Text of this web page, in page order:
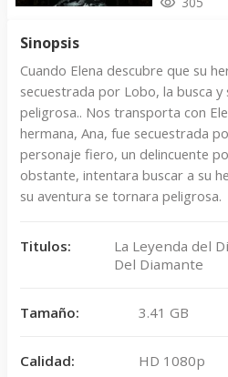
Sinopsis
Cuando Elena descubre que su
secuestrada por Lobo, la busca
peligrosa.. Nos transporta con
hermana, Ana, fue secuestrada
personaje fiero, un delincuente
obstante, intentara buscar a su
su aventura se tornara peligrosa.
Titulos:
La Leyenda del
Del Diamante
Tamaño: 3.41 GB
Calidad: HD 1080p